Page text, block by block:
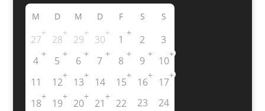
M D M D F S S
27
+
28
+
29
+
30
+
1
+
2
3
4
+
5
+
6
+
7
+
8
+
9
+
10
+
11 12
+
13
+
14 15
+
16
+
17
+
18
+
19
+
20
+
21
+
22 23
24